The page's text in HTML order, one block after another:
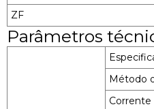
ZF
Parâmetros
Método
Corrente